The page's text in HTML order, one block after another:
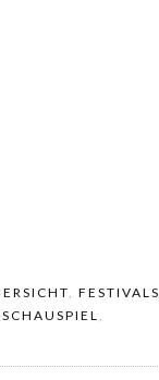
, FESTIVALS
SCHAUSPIEL ,